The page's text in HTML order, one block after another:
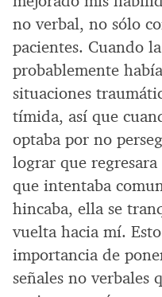
no verbal, no sólo
pacientes. Cuando
probablemente
situaciones
tímida, así que
optaba por no
lograr que
que intentaba
hincaba, ella se
vuelta hacia mí.
importancia de
señales no verbales